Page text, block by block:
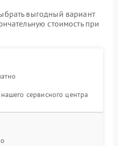
выгодный вариант
стоимость при
сервисного центра